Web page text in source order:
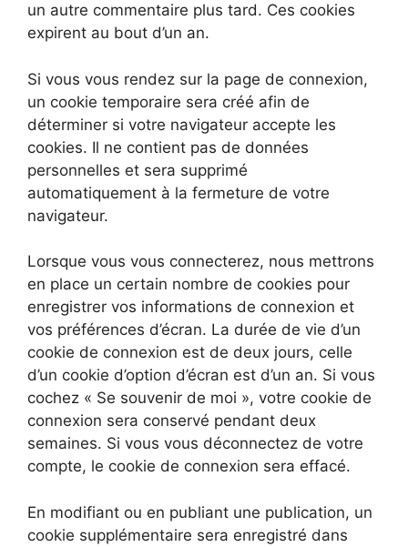
un autre commentaire plus tard. Ces cookies
expirent au bout d’un an.
Si vous vous rendez sur la page de connexion,
un cookie temporaire sera créé afin de
déterminer si votre navigateur accepte les
cookies. Il ne contient pas de données
personnelles et sera supprimé
automatiquement à la fermeture de votre
navigateur.
Lorsque vous vous connecterez, nous mettrons
en place un certain nombre de cookies pour
enregistrer vos informations de connexion et
vos préférences d’écran. La durée de vie d’un
cookie de connexion est de deux jours, celle
d’un cookie d’option d’écran est d’un an. Si vous
cochez « Se souvenir de moi », votre cookie de
connexion sera conservé pendant deux
semaines. Si vous vous déconnectez de votre
compte, le cookie de connexion sera effacé.
En modifiant ou en publiant une publication, un
cookie supplémentaire sera enregistré dans